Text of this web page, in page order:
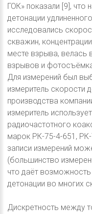
ГОК» показали [9], что
детонации
исследовались
скважин,
месте взрыва,
взрывов и
Для измерений был
измеритель скорости
производства
измеритель
радиочастотного
марок РК-75-4-651,
записи измерений
(большинство
что даёт
детонации во многих
Дискретность между